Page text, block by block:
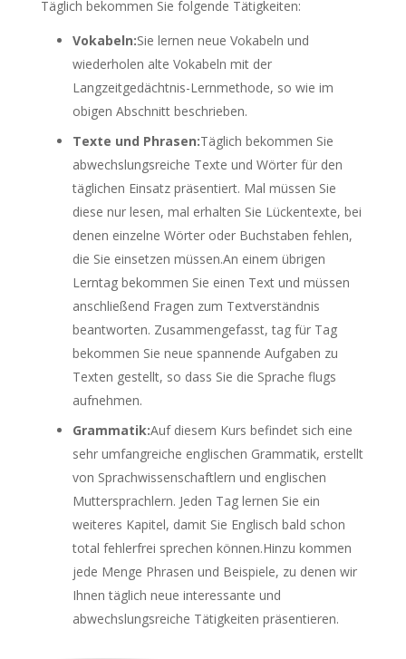
Täglich bekommen Sie folgende Tätigkeiten:
Vokabeln:Sie lernen neue Vokabeln und
wiederholen alte Vokabeln mit der
Langzeitgedächtnis-Lernmethode, so wie im
obigen Abschnitt beschrieben.
Texte und Phrasen:Täglich bekommen Sie
abwechslungsreiche Texte und Wörter für den
täglichen Einsatz präsentiert. Mal müssen Sie
diese nur lesen, mal erhalten Sie Lückentexte, bei
denen einzelne Wörter oder Buchstaben fehlen,
die Sie einsetzen müssen.An einem übrigen
Lerntag bekommen Sie einen Text und müssen
anschließend Fragen zum Textverständnis
beantworten. Zusammengefasst, tag für Tag
bekommen Sie neue spannende Aufgaben zu
Texten gestellt, so dass Sie die Sprache flugs
aufnehmen.
Grammatik:Auf diesem Kurs befindet sich eine
sehr umfangreiche englischen Grammatik, erstellt
von Sprachwissenschaftlern und englischen
Muttersprachlern. Jeden Tag lernen Sie ein
weiteres Kapitel, damit Sie Englisch bald schon
total fehlerfrei sprechen können.Hinzu kommen
jede Menge Phrasen und Beispiele, zu denen wir
Ihnen täglich neue interessante und
abwechslungsreiche Tätigkeiten präsentieren.